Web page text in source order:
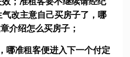
改主意自己买房子了，哪
介绍怎么买房子；
哪准租客便进入下一个付定